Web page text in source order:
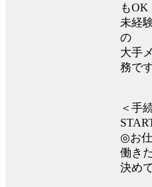
もOK
未経
の
大手
務です
＜手
◎お仕
働き
決め